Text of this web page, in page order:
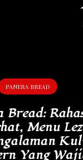
PANERA BREAD
Bread:
Menu
Yang